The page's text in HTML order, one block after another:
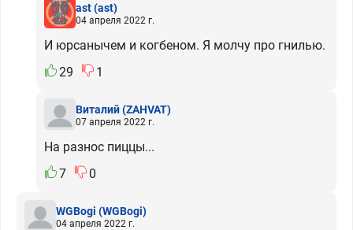
ast(ast)
04 апреля 2022 г.
И юрсанычем и когбеном. Я молчу про гнилью.
29
1
Виталий(ZAHVAT)
07 апреля 2022 г.
На разнос пиццы...
7
0
WGBogi (WGBogi)
04 апреля 2022 г.